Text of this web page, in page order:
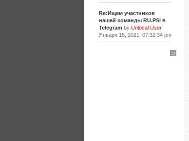
Re:Ищем участников
нашей команды RU.PSI в
Telegram by Unlocal User
Января 15, 2021, 07:32:34 pm